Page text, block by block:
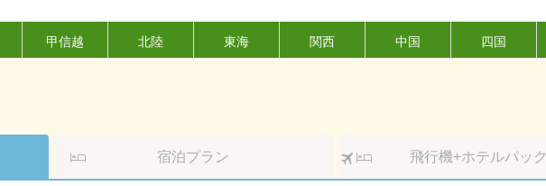
甲信越 北陸 東海 関西 中国 四国
宿泊プラン 飛行機+ホテルパック